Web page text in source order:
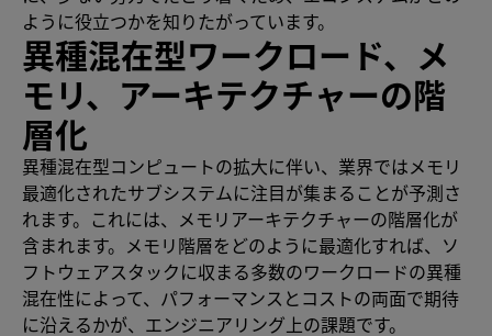
ように役立つかを知りたがっています。
異種混在型ワークロード、メ
モリ、アーキテクチャーの階
層化
異種混在型コンピュートの拡大に伴い、業界ではメモリ
最適化されたサブシステムに注目が集まることが予測さ
れます。これには、メモリアーキテクチャーの階層化が
含まれます。メモリ階層をどのように最適化すれば、ソ
フトウェアスタックに収まる多数のワークロードの異種
混在性によって、パフォーマンスとコストの両面で期待
に沿えるかが、エンジニアリング上の課題です。